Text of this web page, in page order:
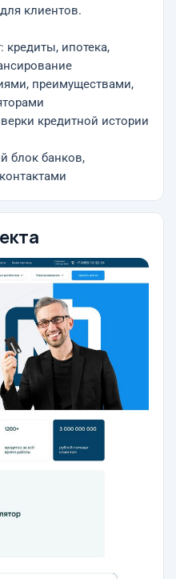
клиентов.
кредиты, ипотека,
преимуществами,
кредитной истории
блок банков,